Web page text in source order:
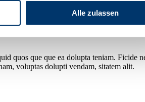
Alle zulassen
quos que que ea dolupta teniam. Ficide
voluptas dolupti vendam, sitatem alit.
quos que que ea dolupta teniam. Ficide
voluptas dolupti vendam, sitatem alit.